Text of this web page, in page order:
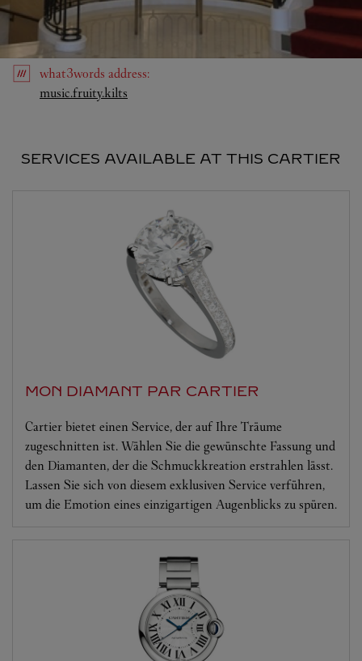
what3words address:
music.fruity.kilts
SERVICES AVAILABLE AT THIS CARTIER
MON DIAMANT PAR CARTIER
Cartier bietet einen Service, der auf Ihre Träume
zugeschnitten ist. Wählen Sie die gewünschte Fassung und
den Diamanten, der die Schmuckkreation erstrahlen lässt.
Lassen Sie sich von diesem exklusiven Service verführen,
um die Emotion eines einzigartigen Augenblicks zu spüren.